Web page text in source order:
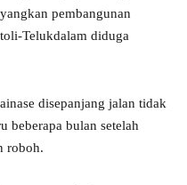
pembangunan
Telukdalam diduga
disepanjang jalan tidak
beberapa bulan setelah
roboh.